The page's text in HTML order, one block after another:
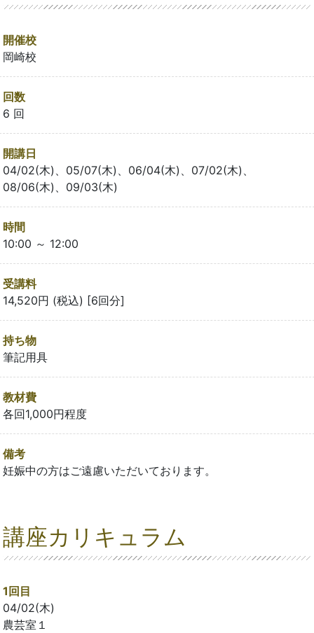
開催校
岡崎校
回数
6 回
開講日
04/02(木)、05/07(木)、06/04(木)、07/02(木)、
08/06(木)、09/03(木)
時間
10:00 ～ 12:00
受講料
14,520円 (税込) [6回分]
持ち物
筆記用具
教材費
各回1,000円程度
備考
妊娠中の方はご遠慮いただいております。
講座カリキュラム
1回目
04/02(木)
農芸室１